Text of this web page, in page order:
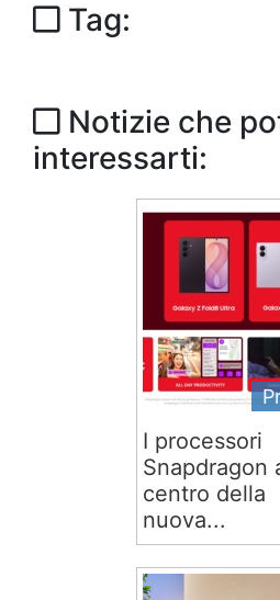
Tag:
Notizie che
interessarti:
I processori
Snapdragon
centro della
nuova...